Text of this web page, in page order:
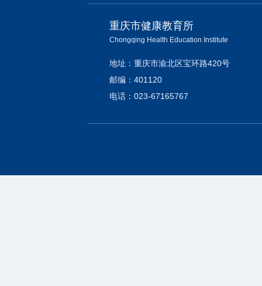
重庆市健康教育所
Chongqing Health Education Institute
地址：重庆市渝北区宝环路420号
邮编：401120
电话：023-67165767